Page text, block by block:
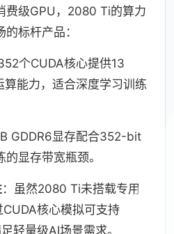
费级GPU，2080 Ti的算力
标杆产品：
个CUDA核心提供13
能力，适合深度学习训练
GDDR6显存配合352-bit
显存带宽瓶颈。
：虽然2080 Ti未搭载专用
核心模拟可支持
轻量级AI场景需求。